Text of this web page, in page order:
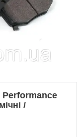
Performance
/